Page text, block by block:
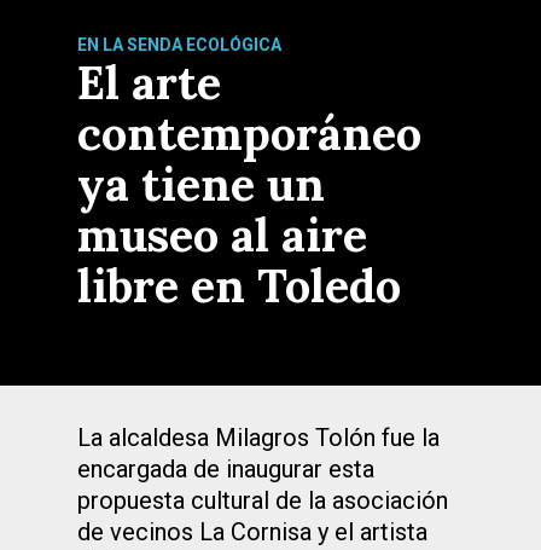
EN LA SENDA ECOLÓGICA
El arte
contemporáneo
ya tiene un
museo al aire
libre en Toledo
La alcaldesa Milagros Tolón fue la
encargada de inaugurar esta
propuesta cultural de la asociación
de vecinos La Cornisa y el artista